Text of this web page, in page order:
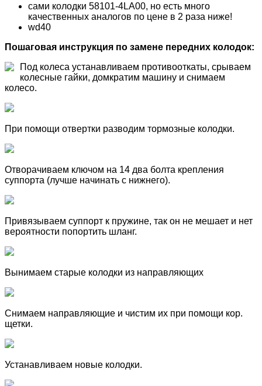
сами колодки 58101-4LA00, но есть много
качественных аналогов по цене в 2 раза ниже!
wd40
Пошаговая инструкция по замене передних колодок:
Под колеса устанавливаем противооткаты, срываем
колесные гайки, домкратим машину и снимаем
колесо.
При помощи отвертки разводим тормозные колодки.
Отворачиваем ключом на 14 два болта крепления
суппорта (лучше начинать с нижнего).
Привязываем суппорт к пружине, так он не мешает и нет
вероятности попортить шланг.
Вынимаем старые колодки из направляющих
Снимаем направляющие и чистим их при помощи кор.
щетки.
Устанавливаем новые колодки.